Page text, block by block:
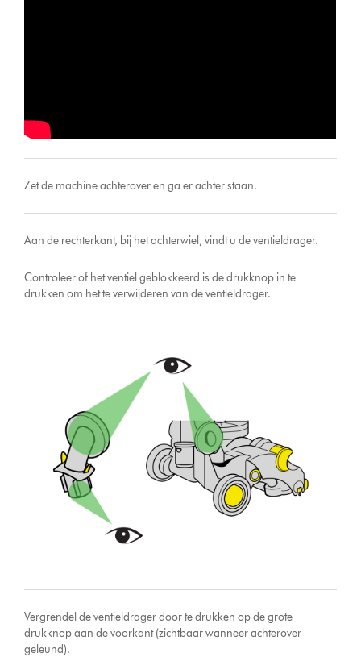
Zet de machine achterover en ga er achter staan.
Aan de rechterkant, bij het achterwiel, vindt u de ventieldrager.
Controleer of het ventiel geblokkeerd is de drukknop in te
drukken om het te verwijderen van de ventieldrager.
Vergrendel de ventieldrager door te drukken op de grote
drukknop aan de voorkant (zichtbaar wanneer achterover
geleund).